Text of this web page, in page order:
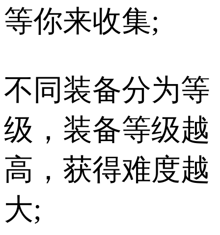
等你来收集;
不同装备分为等
级，装备等级越
高，获得难度越
大;